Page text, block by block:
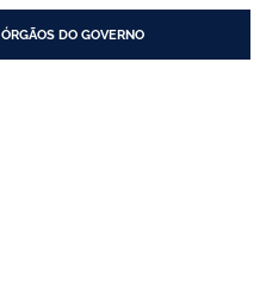
ÓRGÃOS DO GOVERNO